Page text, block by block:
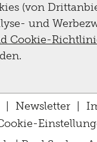
(von
und
Cookie-
Newsletter